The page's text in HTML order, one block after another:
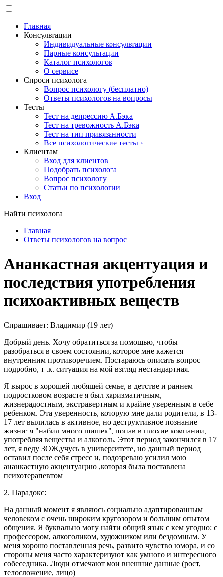
Главная
Консультации
Индивидуальные консультации
Парные консультации
Каталог психологов
О сервисе
Спроси психолога
Вопрос психологу (бесплатно)
Ответы психологов на вопросы
Тесты
Тест на депрессию А.Бэка
Тест на тревожность А.Бэка
Тест на тип привязанности
Все психологические тесты ›
Клиентам
Вход для клиентов
Подобрать психолога
Вопрос психологу
Статьи по психологии
Вход
Найти психолога
Главная
Ответы психологов на вопрос
Ананкастная акцентуация и
последствия употребления
психоактивных веществ
Спрашивает: Владимир (19 лет)
Добрый день. Хочу обратиться за помощью, чтобы
разобраться в своем состоянии, которое мне кажется
внутренним противоречием. Постараюсь описать вопрос
подробно, т .к. ситуация на мой взгляд нестандартная.
Я вырос в хорошей любящей семье, в детстве и раннем
подростковом возрасте я был харизматичным,
жизнерадостным, экстравертным и крайне уверенным в себе
ребенком. Эта уверенность, которую мне дали родители, в 13-
17 лет вылилась в активное, но деструктивное познание
жизни: я "набил много шишек", попав в плохие компании,
употребляя вещества и алкоголь. Этот период закончился в 17
лет, я веду ЗОЖ,учусь в университете, но данный период
оставил после себя стресс и, подозреваю усилил мою
ананкастную акцентуацию ,которая была поставлена
психотерапевтом
2. Парадокс:
На данный момент я являюсь социально адаптированным
человеком с очень широким кругозором и большим опытом
общения. Я буквально могу найти общий язык с кем угодно: с
профессором, алкоголиком, художником или бездомным. У
меня хорошо поставленная речь, развито чувство юмора, и со
стороны меня часто характеризуют как умного и интересного
собеседника. Люди отмечают мои внешние данные (рост,
телосложение, лицо)